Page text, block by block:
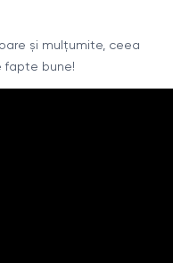
și mulțumite, ceea
fapte bune!